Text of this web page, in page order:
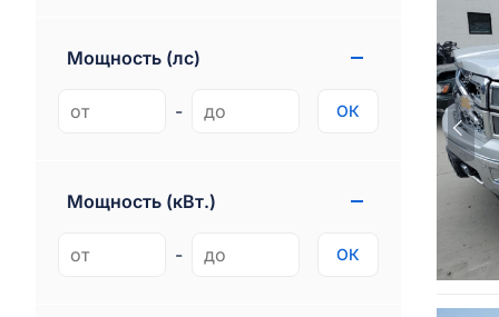
Gmc 74
Мощность (лс)
- ОК
Мощность (кВт.)
- ОК